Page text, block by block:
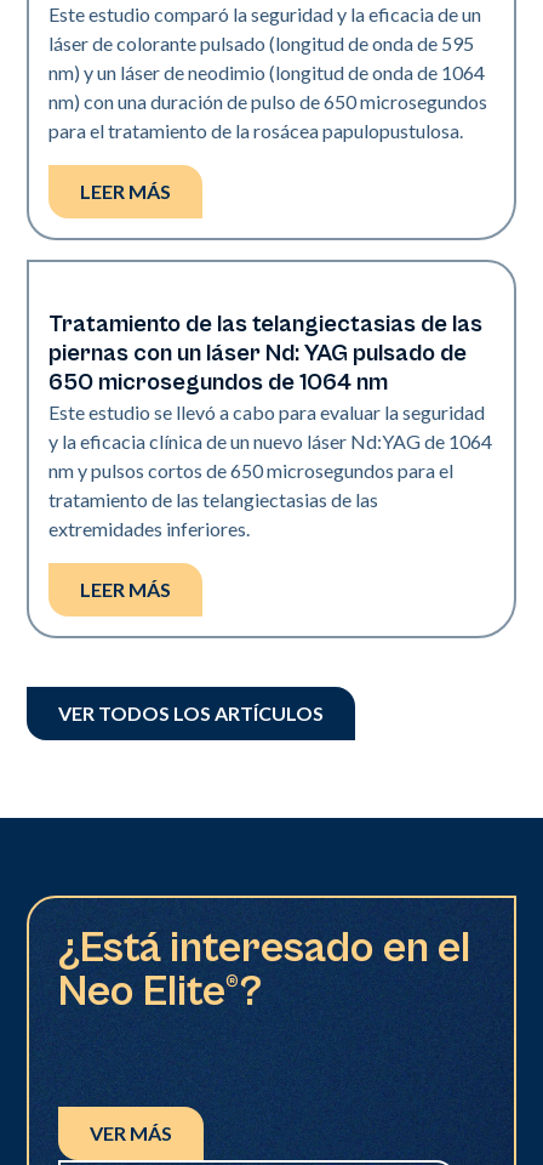
Este estudio comparó la seguridad y la eficacia de un
láser de colorante pulsado (longitud de onda de 595
nm) y un láser de neodimio (longitud de onda de 1064
nm) con una duración de pulso de 650 microsegundos
para el tratamiento de la rosácea papulopustulosa.
LEER MÁS
Vascular
Tratamiento de las telangiectasias de las
piernas con un láser Nd: YAG pulsado de
650 microsegundos de 1064 nm
Este estudio se llevó a cabo para evaluar la seguridad
y la eficacia clínica de un nuevo láser Nd:YAG de 1064
nm y pulsos cortos de 650 microsegundos para el
tratamiento de las telangiectasias de las
extremidades inferiores.
LEER MÁS
VER TODOS LOS ARTÍCULOS
¿Está interesado en el
Neo Elite®?
VER MÁS